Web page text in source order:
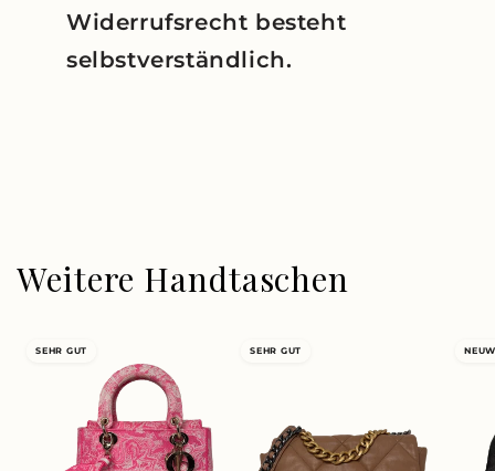
Widerrufsrecht besteht
selbstverständlich.
Weitere Handtaschen
SEHR GUT SEHR GUT